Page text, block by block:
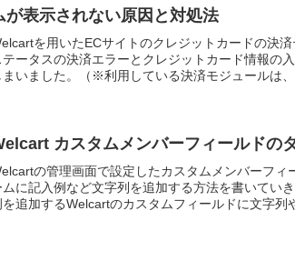
が表示されない原因と対処法
を用いたECサイトのクレジットカードの決
テータスの決済エラーとクレジットカード情報の
まいました。（※利用している決済モジュールは
カスタムメンバーフィールドの
の管理画面で設定したカスタムメンバーフィ
ムに記入例など文字列を追加する方法を書いてい
を追加するWelcartのカスタムフィールドに文字列